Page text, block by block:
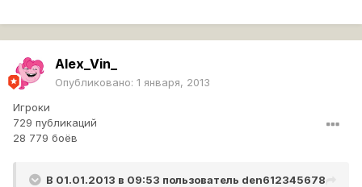
Alex_Vin_
Опубликовано: 1 января, 2013
Игроки
729 публикаций
28 779 боёв
В 01.01.2013 в 09:53 пользователь den612345678